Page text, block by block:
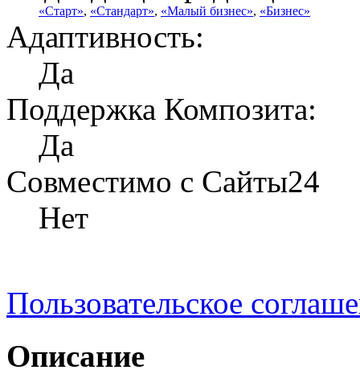
«Старт», «Стандарт», «Малый бизнес», «Бизнес»
Адаптивность:
Да
Поддержка Композита:
Да
Совместимо с Сайты24
Нет
Пользовательское
Описание